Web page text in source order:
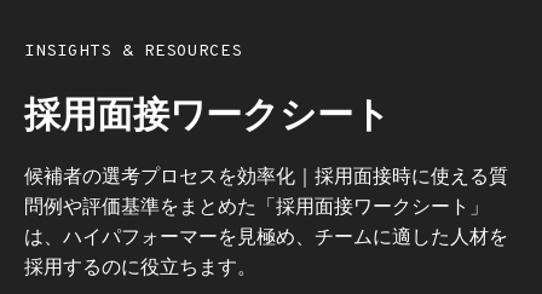
INSIGHTS & RESOURCES
採用面接ワークシート
候補者の選考プロセスを効率化｜採用面接時に使える質
問例や評価基準をまとめた「採用面接ワークシート」
は、ハイパフォーマーを見極め、チームに適した人材を
採用するのに役立ちます。